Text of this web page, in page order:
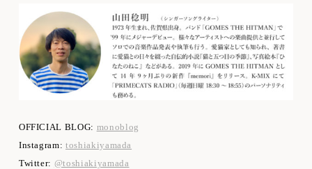
OFFICIAL BLOG: monoblog
Instagram:toshiakiyamada
Twitter: @toshiakiyamada